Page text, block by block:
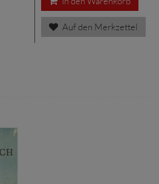
Auf den Merkzettel